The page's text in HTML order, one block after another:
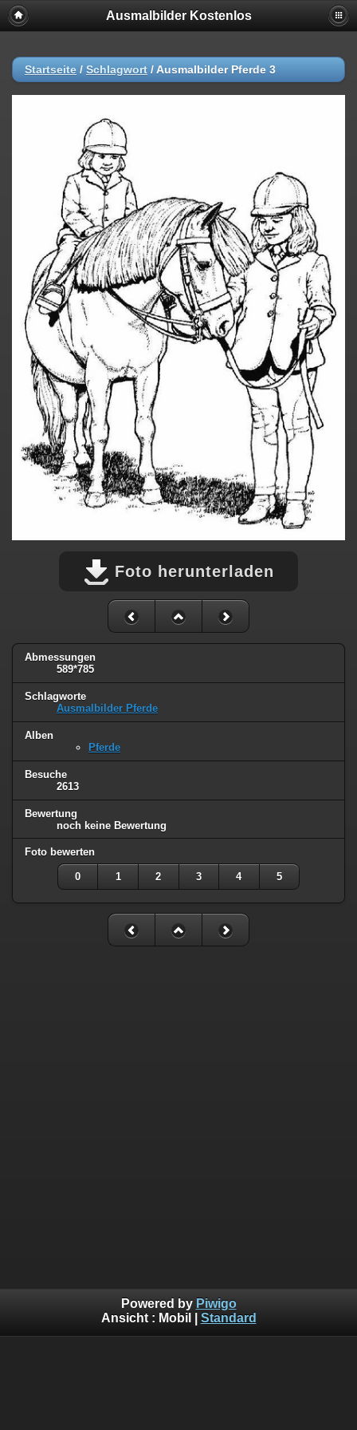
Ausmalbilder Kostenlos
Startseite / Schlagwort / Ausmalbilder Pferde 3
Foto herunterladen
Abmessungen
589*785
Schlagworte
Ausmalbilder Pferde
Alben
Pferde
Besuche
2613
Bewertung
noch keine Bewertung
Foto bewerten
0 1 2 3 4 5
Powered by Piwigo
Ansicht : Mobil Standard